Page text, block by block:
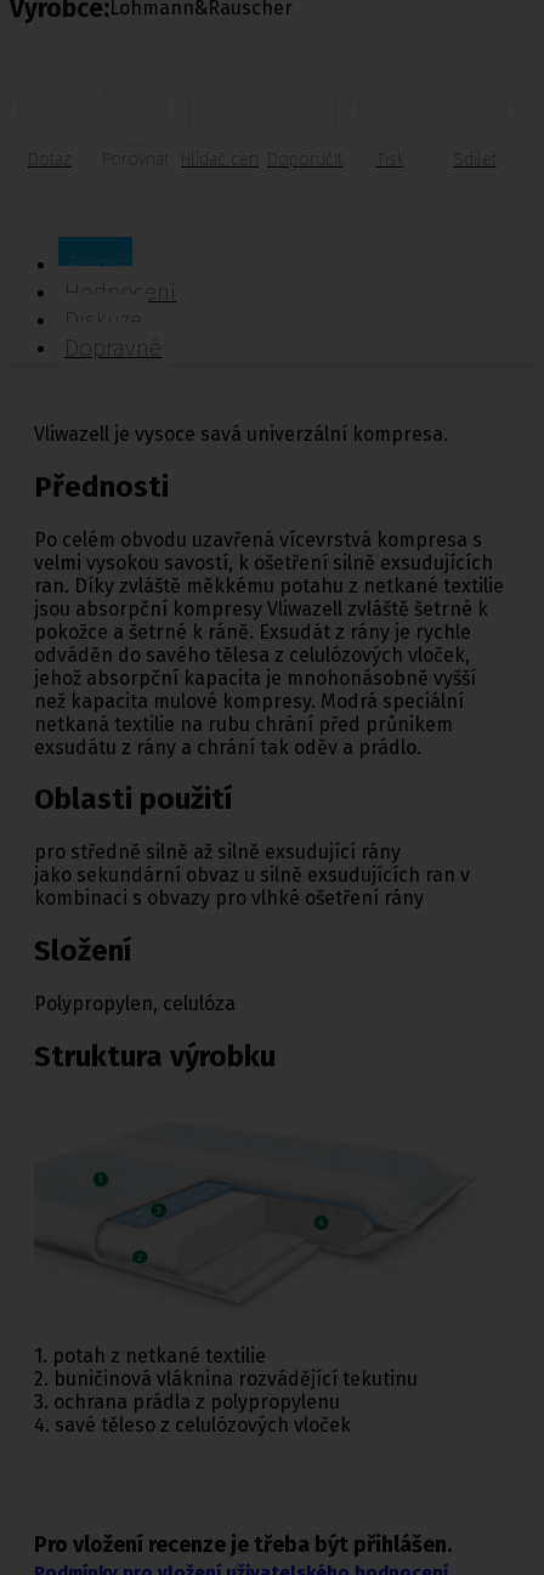
Výrobce:Lohmann&Rauscher
Dotaz Porovnat Doporučit Tisk Sdílet
Popis
Hodnocení
Diskuze
Dopravné
Vliwazell je vysoce savá univerzální kompresa.
Přednosti
Po celém obvodu uzavřená vícevrstvá kompresa s
velmi vysokou savostí, k ošetření silně exsudujících
ran. Díky zvláště měkkému potahu z netkané textilie
jsou absorpční kompresy Vliwazell zvláště šetrné k
pokožce a šetrné k ráně. Exsudát z rány je rychle
odváděn do savého tělesa z celulózových vloček,
jehož absorpční kapacita je mnohonásobně vyšší
než kapacita mulové kompresy. Modrá speciální
netkaná textilie na rubu chrání před průnikem
exsudátu z rány a chrání tak oděv a prádlo.
Oblasti použití
pro středně silně až silně exsudující rány
jako sekundární obvaz u silně exsudujících ran v
kombinaci s obvazy pro vlhké ošetření rány
Složení
Polypropylen, celulóza
Struktura výrobku
1. potah z netkané textilie
2. buničinová vláknina rozvádějící tekutinu
3. ochrana prádla z polypropylenu
4. savé těleso z celulózových vloček
Pro vložení recenze je třeba být přihlášen.